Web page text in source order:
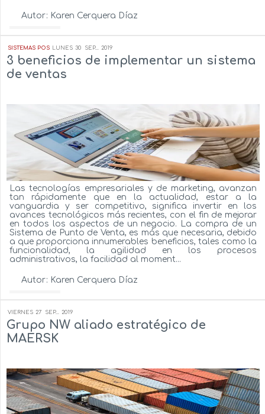
Autor: Karen Cerquera Díaz
SISTEMAS POS LUNES 30 SEP... 2019
3 beneficios de implementar un sistema
de ventas
Las tecnologías empresariales y de marketing, avanzan
tan rápidamente que en la actualidad, estar a la
vanguardia y ser competitivo, significa invertir en los
avances tecnológicos más recientes, con el fin de mejorar
en todos los aspectos de un negocio. La compra de un
Sistema de Punto de Venta, es más que necesaria, debido
a que proporciona innumerables beneficios, tales como la
funcionalidad, la agilidad en los procesos
administrativos, la facilidad al moment...
Autor: Karen Cerquera Díaz
VIERNES 27 SEP... 2019
Grupo NW aliado estratégico de
MAERSK